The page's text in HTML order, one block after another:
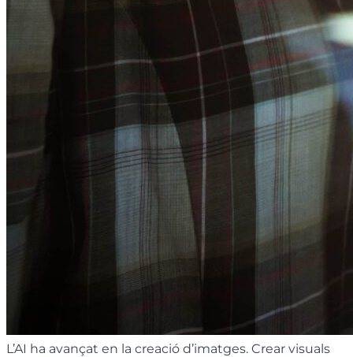
L’AI ha avançat en la creació d’imatges. Crear visuals